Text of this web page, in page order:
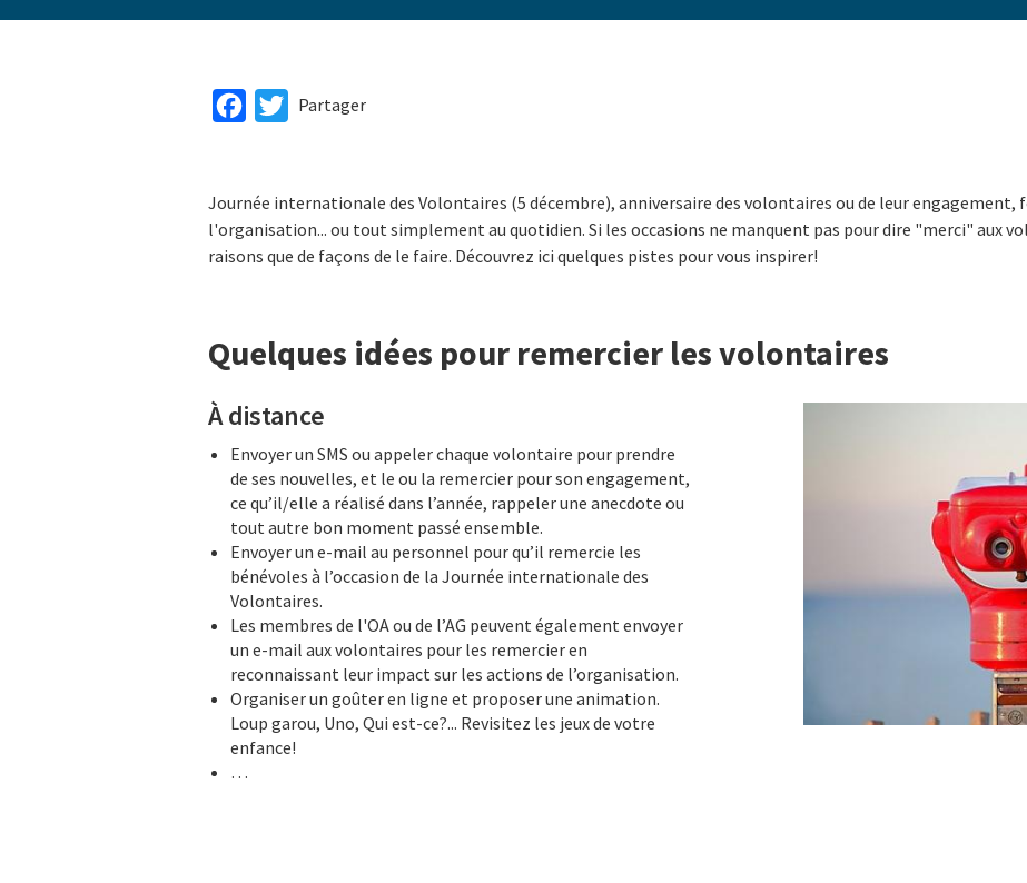
FacebookTwitter
Partager
Journée internationale des Volontaires (5 décembre), anniversaire des volontaires ou de leur engagement,
l'organisation... ou tout simplement au quotidien. Si les occasions ne manquent pas pour dire "merci" aux
raisons que de façons de le faire. Découvrez ici quelques pistes pour vous inspirer!
Quelques idées pour remercier les volontaires
À distance
Envoyer un SMS ou appeler chaque volontaire pour prendre
de ses nouvelles, et le ou la remercier pour son engagement,
ce qu’il/elle a réalisé dans l’année, rappeler une anecdote ou
tout autre bon moment passé ensemble.
Envoyer un e-mail au personnel pour qu’il remercie les
bénévoles à l’occasion de la Journée internationale des
Volontaires.
Les membres de l'OA ou de l’AG peuvent également envoyer
un e-mail aux volontaires pour les remercier en
reconnaissant leur impact sur les actions de l’organisation.
Organiser un goûter en ligne et proposer une animation.
Loup garou, Uno, Qui est-ce?... Revisitez les jeux de votre
enfance!
…